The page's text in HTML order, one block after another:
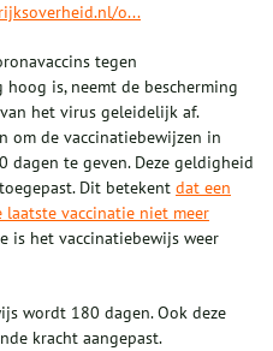
o...
tegen
is, neemt de bescherming
het virus geleidelijk af.
om de vaccinatiebewijzen in
dagen te geven. Deze geldigheid
Dit betekent dat een
vaccinatie niet meer
is het vaccinatiebewijs weer
wordt 180 dagen. Ook deze
kracht aangepast.